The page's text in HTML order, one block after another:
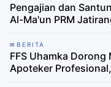
Pengajian dan
Al-Ma'un PRM
BERITA
FFS Uhamka
Apoteker